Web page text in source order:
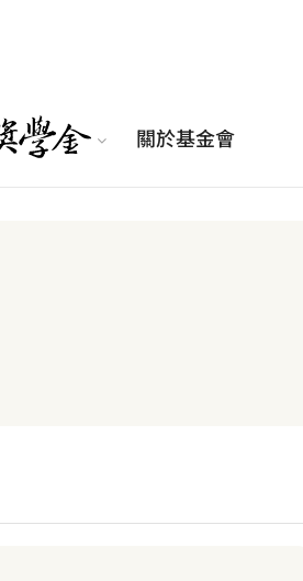
關於基金會